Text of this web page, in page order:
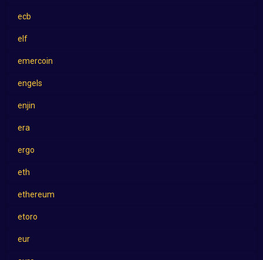
ecb
elf
emercoin
engels
enjin
era
ergo
eth
ethereum
etoro
eur